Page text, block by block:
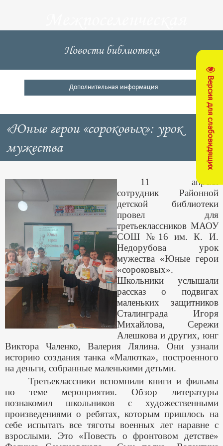
Версия для слабовидящих
центральная
библиотека
Кущевский район
Новости библиотеки
Дополнительная информация
«Юные герои «сороковых»: урок
мужества
11 апреля
сотрудник Районной
детской библиотеки
провел для
третьеклассников МАОУ
СОШ №16 им. К. И.
Недорубова урок
мужества «Юные герои
«сороковых».
Школьники услышали
рассказ о подвигах
маленьких защитников
Сталинграда Игоря
Михайлова, Сережи
Алешкова и других, юнг
Виктора Чаленко, Валерия Лялина. Они узнали
историю создания танка «Малютка», построенного
на деньги, собранные маленькими детьми.
Третьеклассники вспомнили книги и фильмы
по теме мероприятия. Обзор литературы
познакомил школьников с художественными
произведениями о ребятах, которым пришлось на
себе испытать все тяготы военных лет наравне с
взрослыми. Это «Повесть о фронтовом детстве»